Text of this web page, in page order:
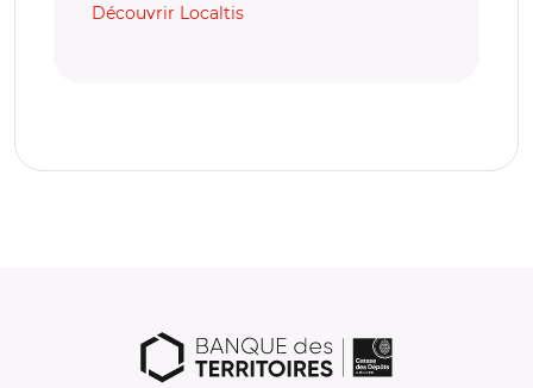
Découvrir Localtis